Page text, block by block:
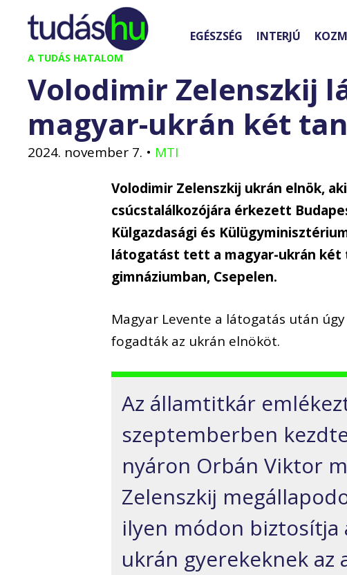
Kilépés
tartalomba
A TUDÁS HATALOM
EGÉSZSÉG INTERJÚ
Volodimir Zelenszkij
magyar-ukrán két
2024. november 7. • MTI
Volodimir Zelenszkij ukrán elnök,
csúcstalálkozójára érkezett
Külgazdasági és
látogatást tett a magyar-ukrán két
gimnáziumban, Csepelen.
Magyar Levente a látogatás után
fogadták az ukrán elnököt.
Az államtitkár
szeptemberben
nyáron Orbán Viktor
Zelenszkij
ilyen módon biztosítja
ukrán gyerekeknek az